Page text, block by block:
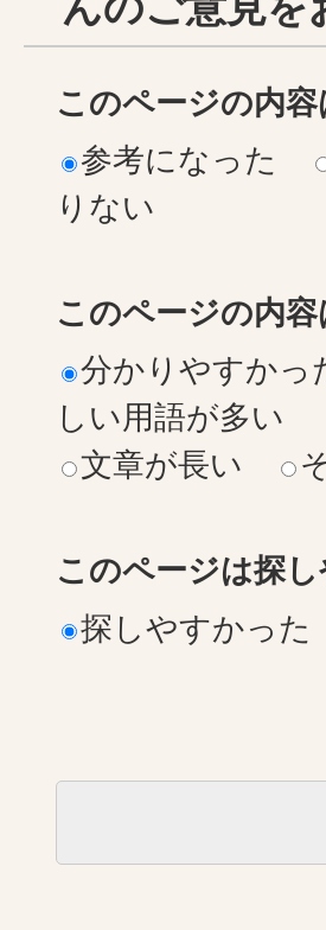
このページの内
参考になった
りない
このページの内
分かりやすかっ
しい用語が多い
文章が長い
このページは探
探しやすかった